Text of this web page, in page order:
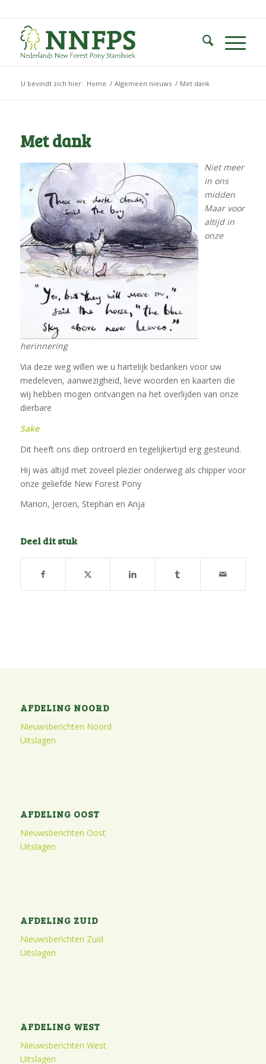
U bevindt zich hier: Home / Algemeen nieuws / Met dank
Met dank
Niet meer
in ons
midden
Maar voor
altijd in
onze
herinnering
Via deze weg willen we u hartelijk bedanken voor uw
medeleven, aanwezigheid, lieve woorden en kaarten die
wij hebben mogen ontvangen na het overlijden van onze
dierbare
Sake
Dit heeft ons diep ontroerd en tegelijkertijd erg gesteund.
Hij was altijd met zoveel plezier onderweg als chipper voor
onze geliefde New Forest Pony
Marion, Jeroen, Stephan en Anja
Deel dit stuk
AFDELING NOORD
Nieuwsberichten Noord
Uitslagen
AFDELING OOST
Nieuwsberichten Oost
Uitslagen
AFDELING ZUID
Nieuwsberichten Zuid
Uitslagen
AFDELING WEST
Nieuwsberichten West
Uitslagen